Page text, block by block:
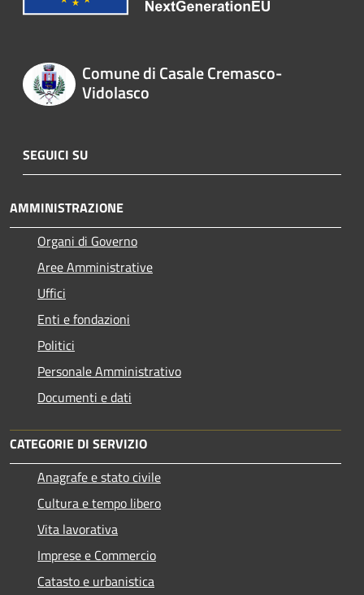
Comune di Casale Cremasco-
Vidolasco
SEGUICI SU
AMMINISTRAZIONE
Organi di Governo
Aree Amministrative
Uffici
Enti e fondazioni
Politici
Personale Amministrativo
Documenti e dati
CATEGORIE DI SERVIZIO
Anagrafe e stato civile
Cultura e tempo libero
Vita lavorativa
Imprese e Commercio
Catasto e urbanistica